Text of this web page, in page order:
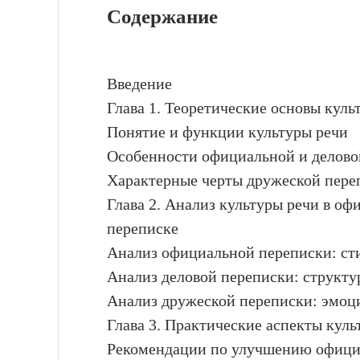
Содержание
Введение
Глава 1. Теоретические основы
Понятие и функции культуры речи
Особенности официальной и
Характерные черты дружеской
Глава 2. Анализ культуры речи в
переписке
Анализ официальной переписки:
Анализ деловой переписки:
Анализ дружеской переписки:
Глава 3. Практические аспекты
Рекомендации по улучшению